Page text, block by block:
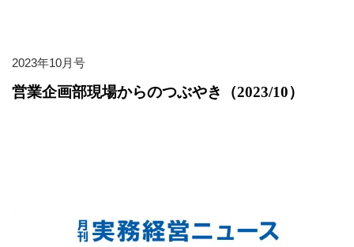
2023年10月号
営業企画部現場からのつぶやき（2023/10）